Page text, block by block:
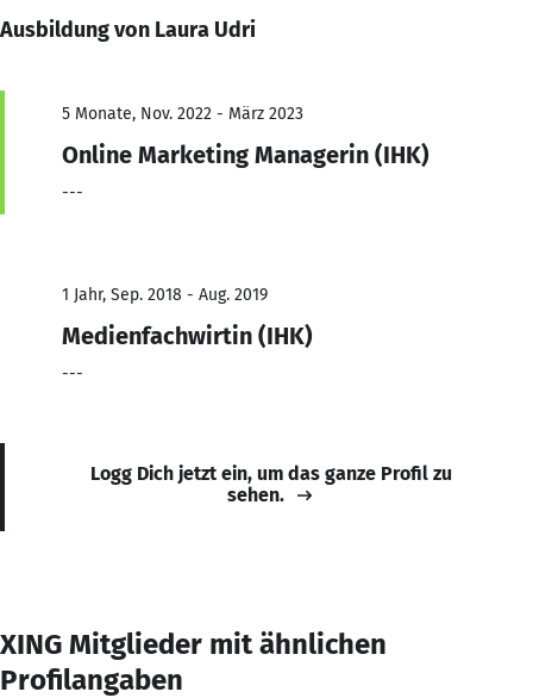
Ausbildung von Laura Udri
5 Monate, Nov. 2022 - März 2023
Online Marketing Managerin (IHK)
---
1 Jahr, Sep. 2018 - Aug. 2019
Medienfachwirtin (IHK)
---
Logg Dich jetzt ein, um das ganze Profil zu
sehen.
XING Mitglieder mit ähnlichen
Profilangaben